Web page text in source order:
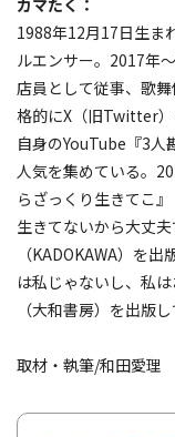
1988年12月17日生ま
ルエンサー。2017年
店員として従事、歌
格的にX（旧Twitter）
自身のYouTube『3人
人気を集めている。
らざっくり生きてこ
生きてないから大丈
（KADOKAWA）を
は私じゃないし、私
（大和書房）を出版し
取材・執筆/和田愛理